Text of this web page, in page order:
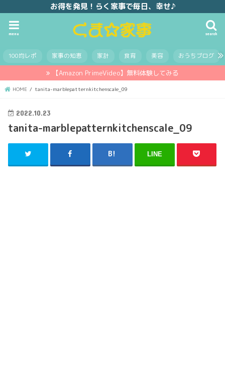
お得を発見！らく家事で毎日、幸せ♪
search
menu
100均レポ 家事の知恵 家計 食育 美容 おうちブログ
【Amazon PrimeVideo】無料体験してみる
HOME tanita-marblepatternkitchenscale_09
2022.10.23
tanita-marblepatternkitchenscale_09
LINE